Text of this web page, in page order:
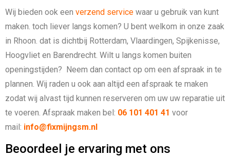
Wij bieden ook een verzend service waar u gebruik van kunt
maken. toch liever langs komen? U bent welkom in onze zaak
in Rhoon. dat is dichtbij Rotterdam, Vlaardingen, Spijkenisse,
Hoogvliet en Barendrecht. Wilt u langs komen buiten
openingstijden? Neem dan contact op om een afspraak in te
plannen. Wij raden u ook aan altijd een afspraak te maken
zodat wij alvast tijd kunnen reserveren om uw uw reparatie uit
te voeren. Afspraak maken bel: 06 101 401 41 voor
mail: info@fixmijngsm.nl
Beoordeel je ervaring met ons